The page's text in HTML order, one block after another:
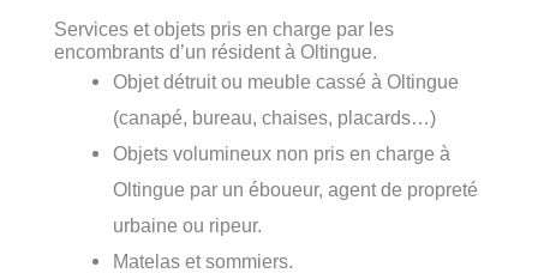
Services et objets pris en charge par les
encombrants d’un résident à Oltingue.
Objet détruit ou meuble cassé à Oltingue
(canapé, bureau, chaises, placards…)
Objets volumineux non pris en charge à
Oltingue par un éboueur, agent de propreté
urbaine ou ripeur.
Matelas et sommiers.